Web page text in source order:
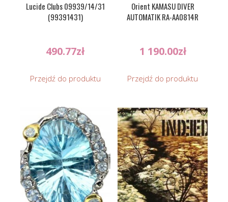
Lucide Clubs 09939/14/31
(99391431)
490.77zł
Przejdź do produktu
Orient KAMASU DIVER
AUTOMATIK RA-AA0814R
1 190.00zł
Przejdź do produktu